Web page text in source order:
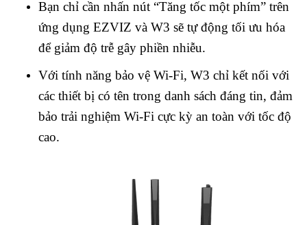
Bạn chỉ cần nhấn nút “Tăng tốc một phím” trên
ứng dụng EZVIZ và W3 sẽ tự động tối ưu hóa
để giảm độ trễ gây phiền nhiễu.
Với tính năng bảo vệ Wi-Fi, W3 chỉ kết nối với
các thiết bị có tên trong danh sách đáng tin, đảm
bảo trải nghiệm Wi-Fi cực kỳ an toàn với tốc độ
cao.